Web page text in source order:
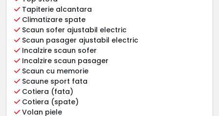
Tapiterie alcantara
Climatizare spate
Scaun sofer ajustabil electric
Scaun pasager ajustabil electric
Incalzire scaun sofer
Incalzire scaun pasager
Scaun cu memorie
Scaune sport fata
Cotiera (fata)
Cotiera (spate)
Volan piele